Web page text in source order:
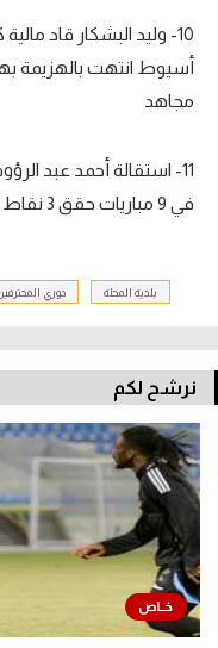
10- وليد البشكار قاد
أسيوط انتهت بالهزيمة
مجاهد
11- استقالة أحمد عبد
في 9 مباريات حقق 3 نقاط من 3 تعادلات و6 هزائم
بلدية المحلة دوري
نرشح لكم